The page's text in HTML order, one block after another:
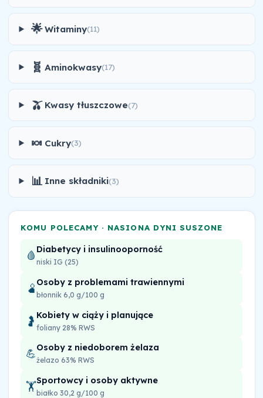
🌟 Witaminy(11)
🧬 Aminokwasy(17)
🫒 Kwasy tłuszczowe(7)
🍬 Cukry(3)
📊 Inne składniki(3)
KOMU POLECAMY · NASIONA DYNI SUSZONE
🩸 Diabetycy i insulinooporność
niski IG (25)
🫄Osoby z problemami trawiennymi
błonnik 6,0 g/100 g
🤰 Kobiety w ciąży i planujące
foliany 28% RWS
💪Osoby z niedoborem żelaza
żelazo 63% RWS
🏋️Sportowcy i osoby aktywne
białko 30,2 g/100 g